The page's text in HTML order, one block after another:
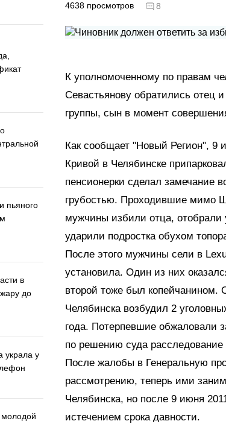
пьяного
в
до
украла у
4638 просмотров 8
К уполномоченному по правам
Севастьянову обратились отец
группы, сын в момент
Как сообщает "Новый Регион", 9
Кривой в Челябинске
пенсионерки сделал замечание
грубостью. Проходившие мимо
мужчины избили отца, отобрали
ударили подростка обухом
После этого мужчины сели в
установила. Один из них
второй тоже был
Челябинска возбудил 2
года. Потерпевшие обжаловали
по решению суда расследование
После жалобы в Генеральную
рассмотрению, теперь ими
Челябинска, но после 9 июня
истечением срока давности.